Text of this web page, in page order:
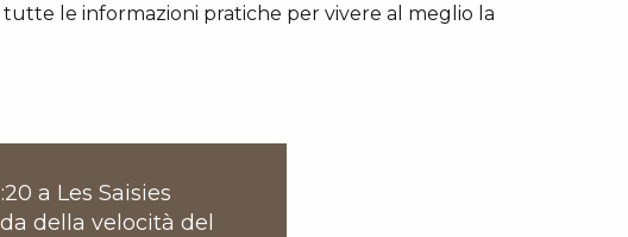
tutte le informazioni pratiche per vivere al meglio la
a Les Saisies
della velocità del